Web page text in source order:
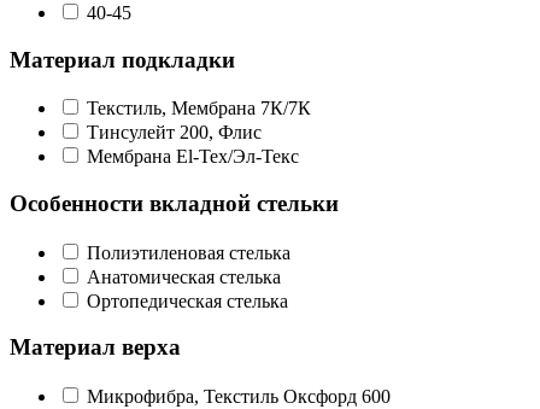
40-45
Материал подкладки
Текстиль, Мембрана 7К/7К
Тинсулейт 200, Флис
Мембрана El-Tex/Эл-Текс
Особенности вкладной стельки
Полиэтиленовая стелька
Анатомическая стелька
Ортопедическая стелька
Материал верха
Микрофибра, Текстиль Оксфорд 600